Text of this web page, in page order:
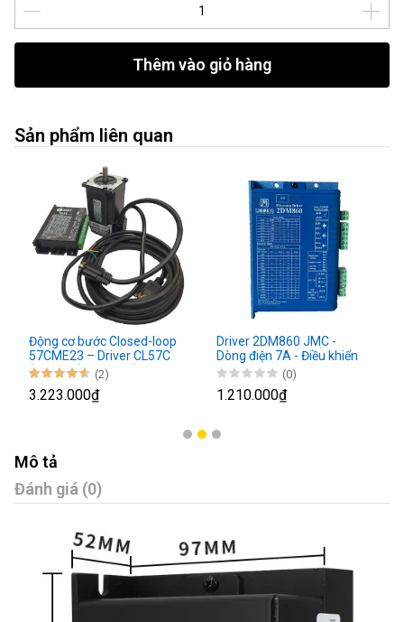
Thêm vào giỏ hàng
Sản phẩm liên quan
Động cơ bước Closed-loop
57CME23 – Driver CL57C
(Nâng cấp từ CL57)
(2)
3.223.000₫
Driver 2DM860 JMC -
Dòng điện 7A - Điều khiển
động cơ bước 86
(0)
1.210.000₫
Mô tả
Đánh giá (0)